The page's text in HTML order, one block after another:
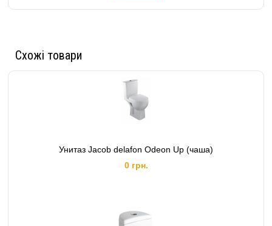
Схожі товари
Унитаз Jacob delafon Odeon Up (чаша)
0 грн.